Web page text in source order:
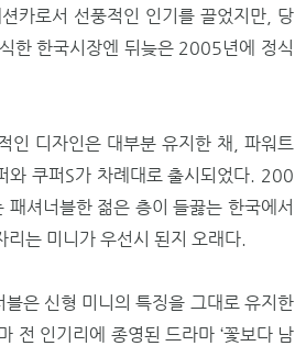
카로서 선풍적인 인기를 끌었지만, 당
한 한국시장엔 뒤늦은 2005년에 정식
디자인은 대부분 유지한 채, 파워트
와 쿠퍼S가 차례대로 출시되었다. 200
셔너블한 젊은 층이 들끓는 한국에서
는 미니가 우선시 된지 오래다.
은 신형 미니의 특징을 그대로 유지한
전 인기리에 종영된 드라마 ‘꽃보다 남